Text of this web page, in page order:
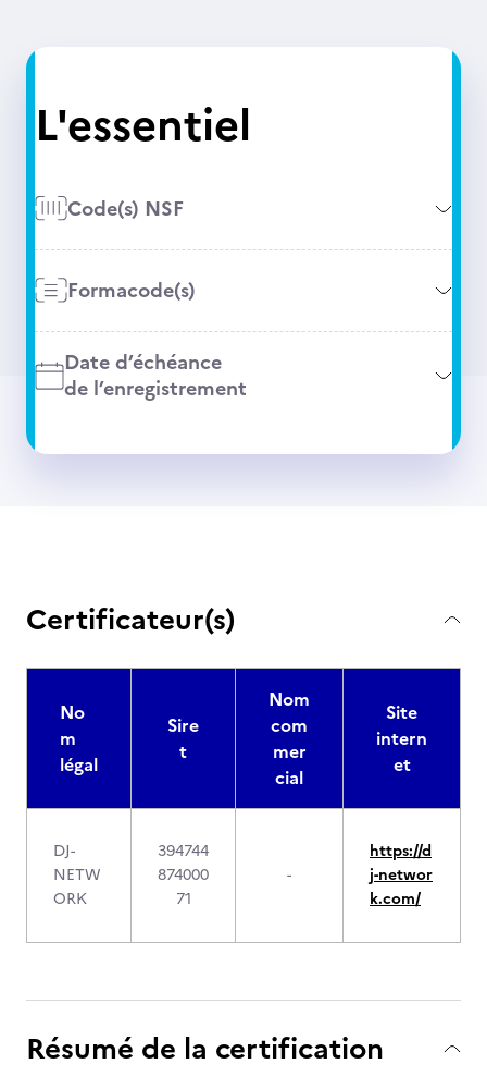
L'essentiel
Code(s) NSF
Formacode(s)
Date d’échéance
de l’enregistrement
Certificateur(s)
No
m
légal
Sire
t
Nom
com
mer
cial
Site
intern
et
DJ-
NETW
ORK
394744
874000
71
-
https://d
j-networ
k.com/
Résumé de la certification